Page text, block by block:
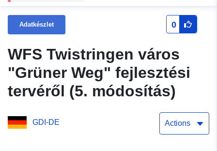
Adatkészlet 0
WFS Twistringen város
"Grüner Weg" fejlesztési
tervéről (5. módosítás)
GDI-DE Actions